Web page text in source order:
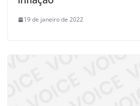
19 de janeiro de 2022